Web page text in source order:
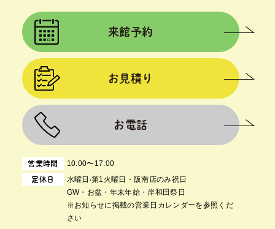
営業時間 10:00〜17:00
定休日
⽔曜⽇‧第1⽕曜⽇・阪南店のみ祝日
GW・お盆・年末年始・岸和田祭日
※お知らせに掲載の営業日カレンダーを参照くだ
さい
来館予約
お見積り
お電話